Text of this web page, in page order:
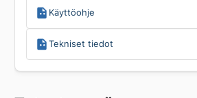
Käyttöohje
Tekniset tiedot